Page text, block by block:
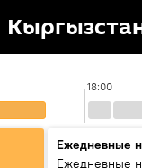
18:00
Ежедневные
Ежедневные